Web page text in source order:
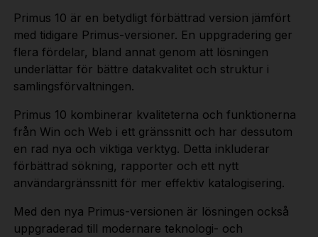
Primus 10 är en betydligt förbättrad version jämfört
med tidigare Primus-versioner. En uppgradering ger
flera fördelar, bland annat genom att lösningen
underlättar för bättre datakvalitet och struktur i
samlingsförvaltningen.
Primus 10 kombinerar kvaliteterna och funktionerna
från Win och Web i ett gränssnitt och har dessutom
en rad nya och viktiga verktyg. Detta inkluderar
förbättrad sökning, rapporter och ett nytt
användargränssnitt för mer effektiv katalogisering.
Med den nya Primus-versionen är lösningen också
uppgraderad till modernare teknologi- och